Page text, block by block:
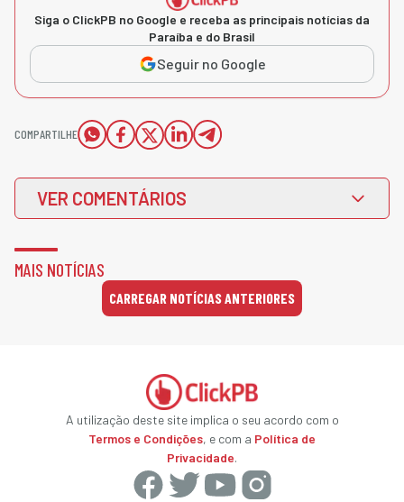
Siga o ClickPB no Google e receba as principais notícias da
Paraíba e do Brasil
Seguir no Google
COMPARTILHE
VER COMENTÁRIOS
MAIS NOTÍCIAS
CARREGAR NOTÍCIAS ANTERIORES
A utilização deste site implica o seu acordo com o
Termos e Condições, e com a Política de
Privacidade.